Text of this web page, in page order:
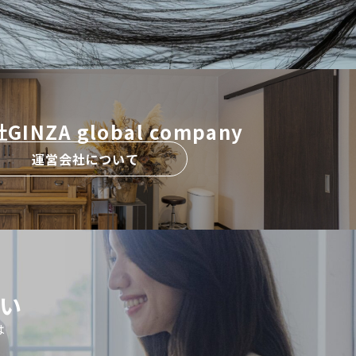
GINZA global company
運営会社について